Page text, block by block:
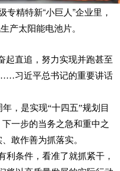
精特新“小巨人”企业里，
产太阳能电池片。
直追，努力实现并跑甚至
习近平总书记的重要讲话
，是实现“十四五”规划目
一步的当务之急和重中之
敢作善为抓落实。
条件，看准了就抓紧干，